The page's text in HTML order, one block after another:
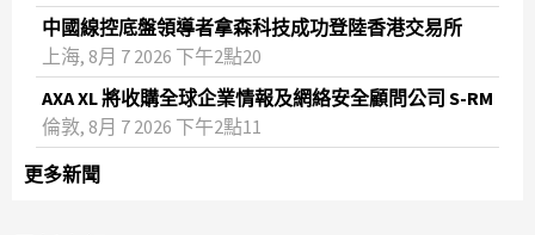
中國線控底盤領導者拿森科技成功登陸香港交易所
上海, 8月 7 2026 下午2點20
AXA XL 將收購全球企業情報及網絡安全顧問公司 S-RM
倫敦, 8月 7 2026 下午2點11
更多新聞